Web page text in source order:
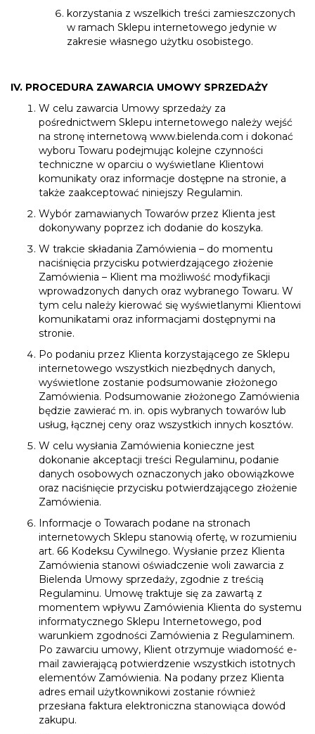
korzystania z wszelkich treści zamieszczonych
w ramach Sklepu internetowego jedynie w
zakresie własnego użytku osobistego.
IV. PROCEDURA ZAWARCIA UMOWY SPRZEDAŻY
W celu zawarcia Umowy sprzedaży za
pośrednictwem Sklepu internetowego należy wejść
na stronę internetową www.bielenda.com i dokonać
wyboru Towaru podejmując kolejne czynności
techniczne w oparciu o wyświetlane Klientowi
komunikaty oraz informacje dostępne na stronie, a
także zaakceptować niniejszy Regulamin.
Wybór zamawianych Towarów przez Klienta jest
dokonywany poprzez ich dodanie do koszyka.
W trakcie składania Zamówienia – do momentu
naciśnięcia przycisku potwierdzającego złożenie
Zamówienia – Klient ma możliwość modyfikacji
wprowadzonych danych oraz wybranego Towaru. W
tym celu należy kierować się wyświetlanymi Klientowi
komunikatami oraz informacjami dostępnymi na
stronie.
Po podaniu przez Klienta korzystającego ze Sklepu
internetowego wszystkich niezbędnych danych,
wyświetlone zostanie podsumowanie złożonego
Zamówienia. Podsumowanie złożonego Zamówienia
będzie zawierać m. in. opis wybranych towarów lub
usług, łącznej ceny oraz wszystkich innych kosztów.
W celu wysłania Zamówienia konieczne jest
dokonanie akceptacji treści Regulaminu, podanie
danych osobowych oznaczonych jako obowiązkowe
oraz naciśnięcie przycisku potwierdzającego złożenie
Zamówienia.
Informacje o Towarach podane na stronach
internetowych Sklepu stanowią ofertę, w rozumieniu
art. 66 Kodeksu Cywilnego. Wysłanie przez Klienta
Zamówienia stanowi oświadczenie woli zawarcia z
Bielenda Umowy sprzedaży, zgodnie z treścią
Regulaminu. Umowę traktuje się za zawartą z
momentem wpływu Zamówienia Klienta do systemu
informatycznego Sklepu Internetowego, pod
warunkiem zgodności Zamówienia z Regulaminem.
Po zawarciu umowy, Klient otrzymuje wiadomość e-
mail zawierającą potwierdzenie wszystkich istotnych
elementów Zamówienia. Na podany przez Klienta
adres email użytkownikowi zostanie również
przesłana faktura elektroniczna stanowiąca dowód
zakupu.